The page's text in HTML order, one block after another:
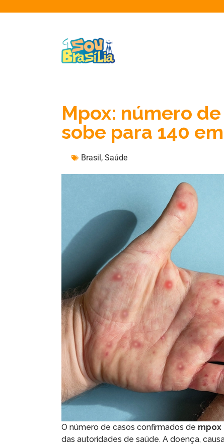
Mpox: número
sobe para 140
Brasil, Saúde
O número de casos confirmados de mpox
das autoridades de saúde. A doença,